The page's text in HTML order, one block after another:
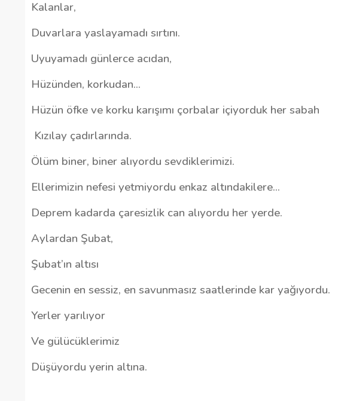
Kalanlar,
Duvarlara yaslayamadı sırtını.
Uyuyamadı günlerce acıdan,
Hüzünden, korkudan…
Hüzün öfke ve korku karışımı çorbalar içiyorduk her sabah
Kızılay çadırlarında.
Ölüm biner, biner alıyordu sevdiklerimizi.
Ellerimizin nefesi yetmiyordu enkaz altındakilere...
Deprem kadarda çaresizlik can alıyordu her yerde.
Aylardan Şubat,
Şubat’ın altısı
Gecenin en sessiz, en savunmasız saatlerinde kar yağıyordu.
Yerler yarılıyor
Ve gülücüklerimiz
Düşüyordu yerin altına.